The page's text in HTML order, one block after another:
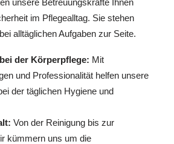
unsere Betreuungskräfte Ihnen
im Pflegealltag. Sie stehen
alltäglichen Aufgaben zur Seite.
der Körperpflege: Mit
und Professionalität helfen unsere
der täglichen Hygiene und
Von der Reinigung bis zur
kümmern uns um die